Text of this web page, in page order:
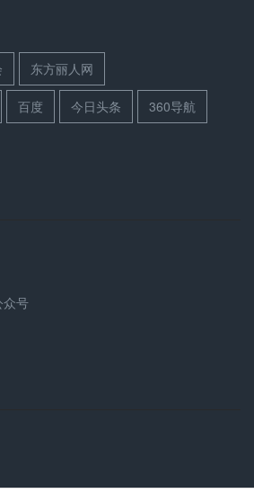
东方丽人网
百度 今日头条 360导航
众号